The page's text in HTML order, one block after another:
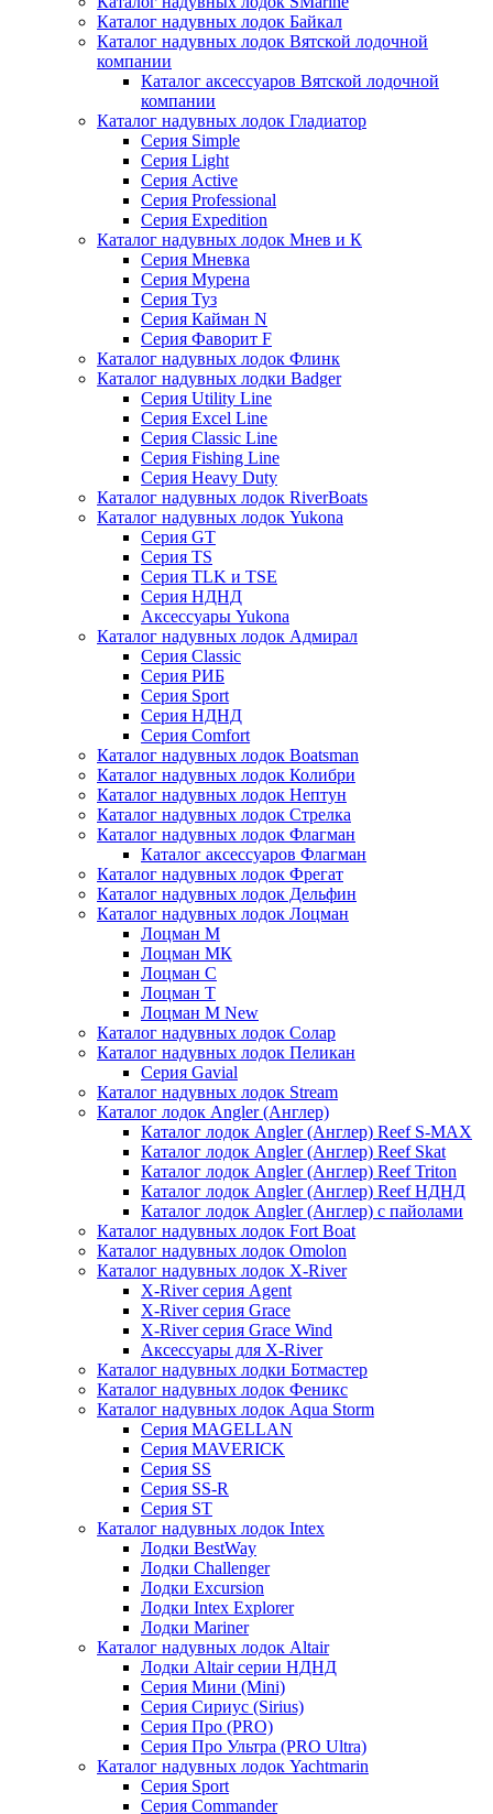
Каталог надувных лодок Байкал
Каталог надувных лодок Вятской лодочной
компании
Каталог аксессуаров Вятской лодочной
компании
Каталог надувных лодок Гладиатор
Серия Simple
Серия Light
Серия Active
Серия Professional
Серия Expedition
Каталог надувных лодок Мнев и К
Серия Мневка
Серия Мурена
Серия Туз
Серия Кайман N
Серия Фаворит F
Каталог надувных лодок Флинк
Каталог надувных лодки Badger
Серия Utility Line
Серия Excel Line
Серия Classic Line
Серия Fishing Line
Серия Heavy Duty
Каталог надувных лодок RiverBoats
Каталог надувных лодок Yukona
Серия GT
Серия TS
Серия TLK и TSE
Серия НДНД
Аксессуары Yukona
Каталог надувных лодок Адмирал
Серия Classic
Серия РИБ
Серия Sport
Серия НДНД
Серия Comfort
Каталог надувных лодок Boatsman
Каталог надувных лодок Колибри
Каталог надувных лодок Нептун
Каталог надувных лодок Стрелка
Каталог надувных лодок Флагман
Каталог аксессуаров Флагман
Каталог надувных лодок Фрегат
Каталог надувных лодок Дельфин
Каталог надувных лодок Лоцман
Лоцман М
Лоцман МК
Лоцман С
Лоцман Т
Лоцман М New
Каталог надувных лодок Солар
Каталог надувных лодок Пеликан
Серия Gavial
Каталог надувных лодок Stream
Каталог лодок Angler (Англер)
Каталог лодок Angler (Англер) Reef S-MAX
Каталог лодок Angler (Англер) Reef Skat
Каталог лодок Angler (Англер) Reef Triton
Каталог лодок Angler (Англер) Reef НДНД
Каталог лодок Angler (Англер) с пайолами
Каталог надувных лодок Fort Boat
Каталог надувных лодок Omolon
Каталог надувных лодок X-River
X-River серия Agent
X-River серия Grace
X-River серия Grace Wind
Аксессуары для X-River
Каталог надувных лодки Ботмастер
Каталог надувных лодок Феникc
Каталог надувных лодок Aqua Storm
Серия MAGELLAN
Серия MAVERICK
Серия SS
Серия SS-R
Серия ST
Каталог надувных лодок Intex
Лодки BestWay
Лодки Challenger
Лодки Excursion
Лодки Intex Explorer
Лодки Mariner
Каталог надувных лодок Altair
Лодки Altair серии НДНД
Серия Мини (Mini)
Серия Сириус (Sirius)
Серия Про (PRO)
Серия Про Ультра (PRO Ultra)
Каталог надувных лодок Yachtmarin
Серия Sport
Серия Commander